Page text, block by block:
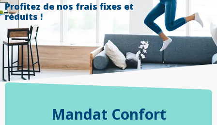
Profitez de nos frais fixes et
réduits !
Mandat Confort